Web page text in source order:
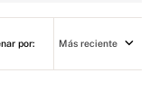
Más reciente